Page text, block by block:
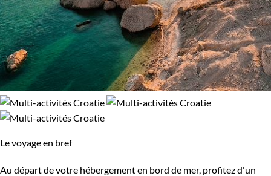
Le voyage en bref
Au départ de votre hébergement en bord de mer, profitez d'un